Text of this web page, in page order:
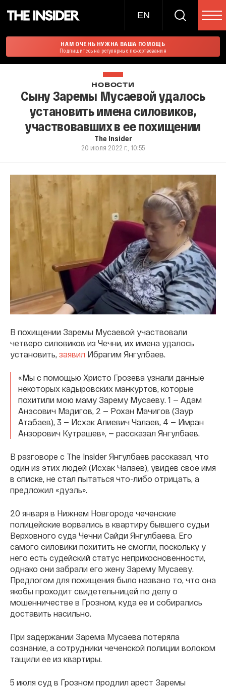
EN
НАМ ОЧЕНЬ НУЖНА ВАША ПОМОЩЬ
Подпишитесь на регулярные пожертвования
НОВОСТИ
Сыну Заремы Мусаевой удалось
установить имена силовиков,
участвовавших в ее похищении
The Insider
20 июля 2022 г., 10:55
В похищении Заремы Мусаевой участвовали
четверо силовиков из Чечни, их имена удалось
установить, заявил Ибрагим Янгулбаев.
«Мы с помощью Христо Грозева узнали данные
некоторых кадыровских манкуртов, которые
похитили мою маму Зарему Мусаеву. 1 — Адам
Анэсович Мадигов, 2 — Рохан Мачигов (Заур
Атабаев), 3 — Исхак Алиевич Чалаев, 4 — Имран
Анзорович Кутрашев», — рассказал Янгулбаев.
В разговоре с The Insider Янгулбаев рассказал, что
один из этих людей (Исхак Чалаев), увидев свое имя
в списке, не стал пытаться что-либо отрицать, а
предложил «дуэль».
20 января в Нижнем Новгороде чеченские
полицейские ворвались в квартиру бывшего судьи
Верховного суда Чечни Сайди Янгулбаева. Его
самого силовики похитить не смогли, поскольку у
него есть судейский статус неприкосновенности,
однако они забрали его жену Зарему Мусаеву.
Предлогом для похищения было названо то, что она
якобы проходит свидетельницей по делу о
мошенничестве в Грозном, куда ее и собирались
доставить насильно.
При задержании Зарема Мусаева потеряла
сознание, а сотрудники чеченской полиции волоком
тащили ее из квартиры.
5 июля суд в Грозном продлил арест Заремы